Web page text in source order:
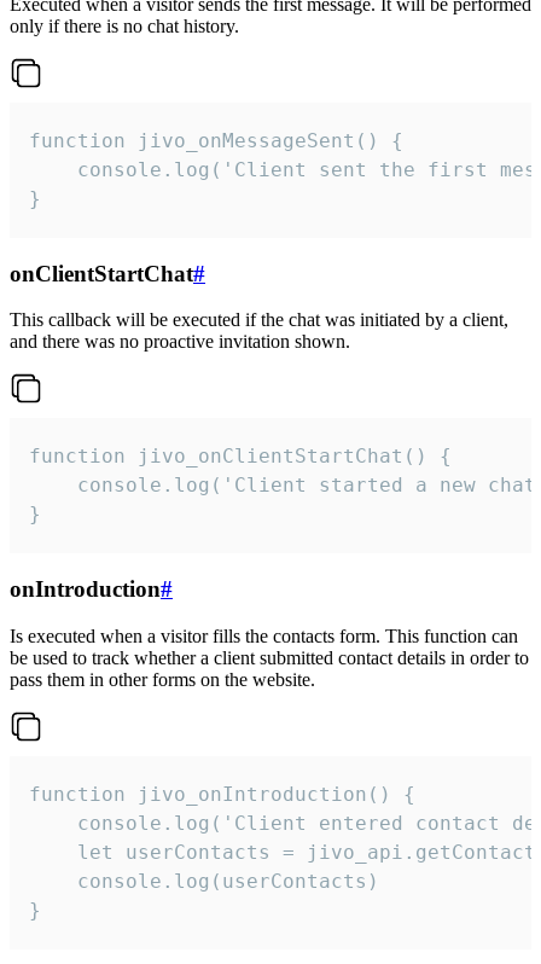
Executed when a visitor sends the first message. It will be performed
only if there is no chat history.
function jivo_onMessageSent() {
console.log('Client sent the first
}
onClientStartChat#
This callback will be executed if the chat was initiated by a client,
and there was no proactive invitation shown.
function jivo_onClientStartChat() {
console.log('Client started a new
}
onIntroduction#
Is executed when a visitor fills the contacts form. This function can
be used to track whether a client submitted contact details in order to
pass them in other forms on the website.
function jivo_onIntroduction() {
console.log('Client entered contact
let userContacts =
    console.log(userContacts)
}